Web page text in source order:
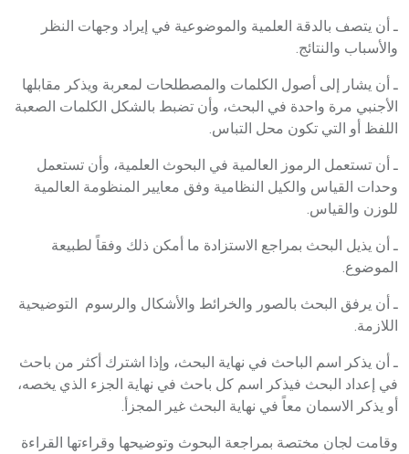
ـ أن يتصف بالدقة العلمية والموضوعية في إيراد وجهات النظر
والأسباب والنتائج.
ـ أن يشار إلى أصول الكلمات والمصطلحات لمعربة ويذكر مقابلها
الأجنبي مرة واحدة في البحث، وأن تضبط بالشكل الكلمات الصعبة
اللفظ أو التي تكون محل التباس.
ـ أن تستعمل الرموز العالمية في البحوث العلمية، وأن تستعمل
وحدات القياس والكيل النظامية وفق معايير المنظومة العالمية
للوزن والقياس.
ـ أن يذيل البحث بمراجع الاستزادة ما أمكن ذلك وفقاً لطبيعة
الموضوع.
ـ أن يرفق البحث بالصور والخرائط والأشكال والرسوم التوضيحية
اللازمة.
ـ أن يذكر اسم الباحث في نهاية البحث، وإذا اشترك أكثر من باحث
في إعداد البحث فيذكر اسم كل باحث في نهاية الجزء الذي يخصه،
أو يذكر الاسمان معاً في نهاية البحث غير المجزأ.
وقامت لجان مختصة بمراجعة البحوث وتوضيحها وقراءتها القراءة